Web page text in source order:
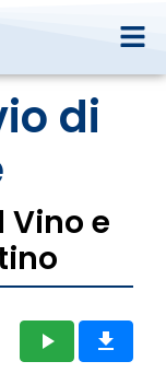
di
Vino e
play_arrow get_app